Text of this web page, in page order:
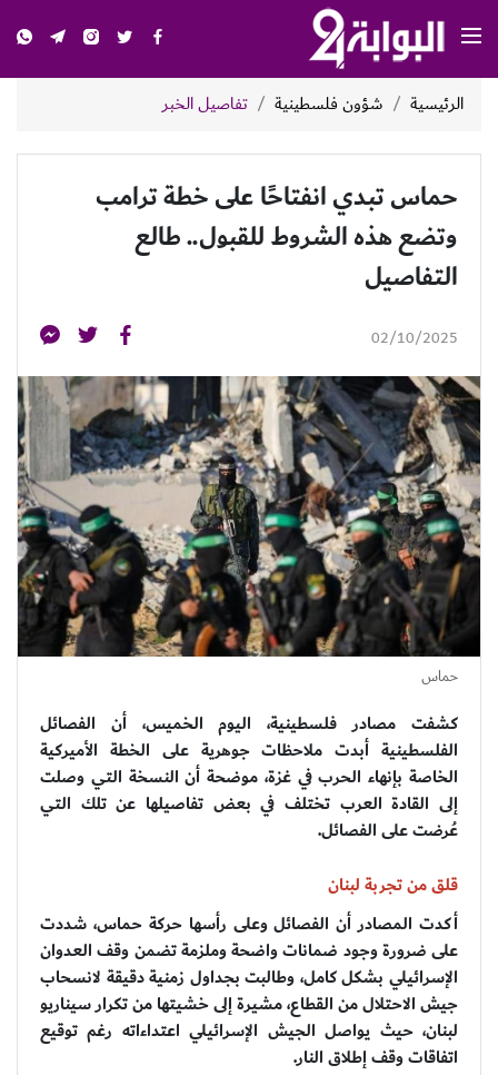
الرئيسية شؤون فلسطينية تفاصيل الخبر
حماس تبدي انفتاحًا على خطة ترامب
وتضع هذه الشروط للقبول.. طالع
التفاصيل
02/10/2025
حماس
كشفت مصادر فلسطينية، اليوم الخميس، أن الفصائل
الفلسطينية أبدت ملاحظات جوهرية على الخطة الأميركية
الخاصة بإنهاء الحرب في غزة، موضحة أن النسخة التي وصلت
إلى القادة العرب تختلف في بعض تفاصيلها عن تلك التي
عُرضت على الفصائل.
قلق من تجربة لبنان
أكدت المصادر أن الفصائل وعلى رأسها حركة حماس، شددت
على ضرورة وجود ضمانات واضحة وملزمة تضمن وقف العدوان
الإسرائيلي بشكل كامل، وطالبت بجداول زمنية دقيقة لانسحاب
جيش الاحتلال من القطاع، مشيرة إلى خشيتها من تكرار سيناريو
لبنان، حيث يواصل الجيش الإسرائيلي اعتداءاته رغم توقيع
اتفاقات وقف إطلاق النار.